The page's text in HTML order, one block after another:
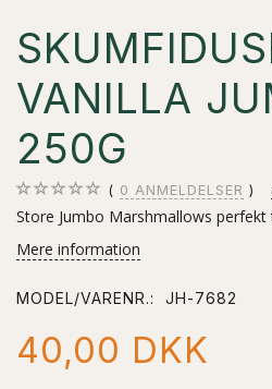
VANILLA
250G
0 ANMELDELSER
Store Jumbo Marshmallows perfekt
Mere information
MODEL/VARENR.: JH-7682
40,00 DKK